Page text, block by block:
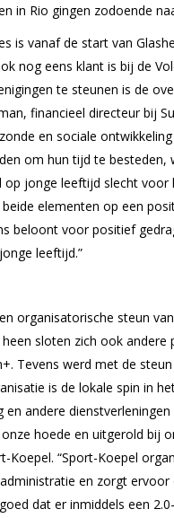
in Rio gingen zodoende
is vanaf de start van
nog eens klant is bij de
te steunen is de
financieel directeur bij
en sociale
om hun tijd te
op jonge leeftijd slecht
elementen op een
beloont voor positief
leeftijd.”
organisatorische steun
sloten zich ook
Tevens werd met de
is de lokale spin in
en andere
hoede en uitgerold bij
Koepel. “Sport-Koepel
en zorgt
dat er inmiddels een